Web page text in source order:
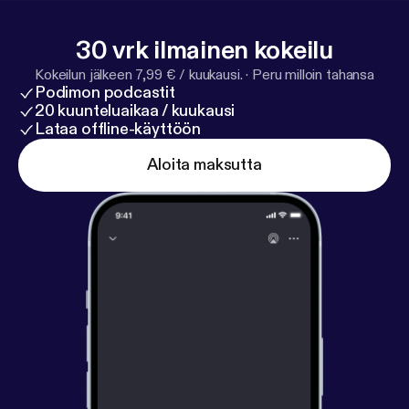
30 vrk ilmainen kokeilu
Kokeilun jälkeen 7,99 € / kuukausi. · Peru milloin tahansa
Podimon podcastit
20 kuunteluaikaa / kuukausi
Lataa offline-käyttöön
Aloita maksutta